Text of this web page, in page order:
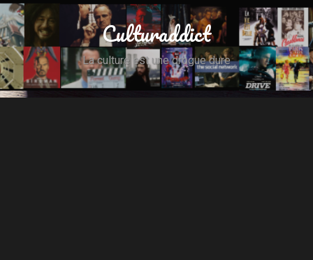
Culturaddict
La culture est une drogue dure